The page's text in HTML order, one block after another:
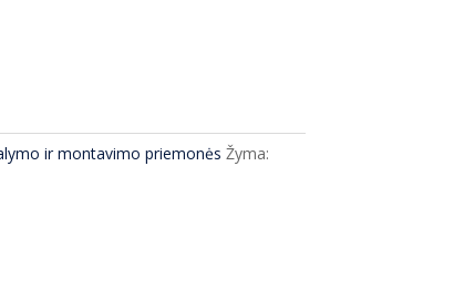
ir montavimo priemonės Žyma: